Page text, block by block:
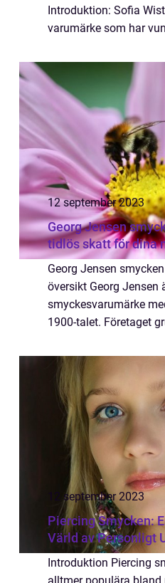
Introduktion: Sofia
varumärke som har
unika design och
de...
12 september 2023
Georg Jensen
tidlös skatt för dina
Georg Jensen
översikt Georg Jensen
smyckesvarumärke
1900-talet. Företaget
känd för sin passion
och stil...
12 september 2023
Piercing Smycken:
Värld av Personligt
Introduktion Piercing